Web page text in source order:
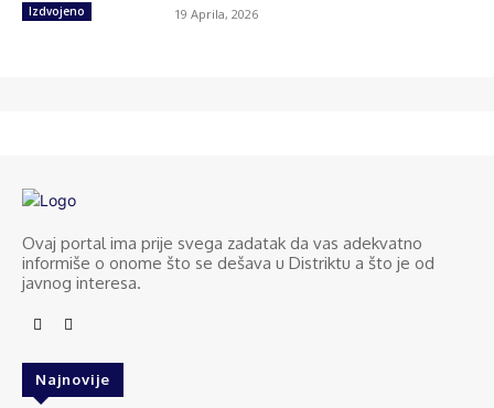
Izdvojeno 19 Aprila, 2026
Ovaj portal ima prije svega zadatak da vas adekvatno
informiše o onome što se dešava u Distriktu a što je od
javnog interesa.
Najnovije